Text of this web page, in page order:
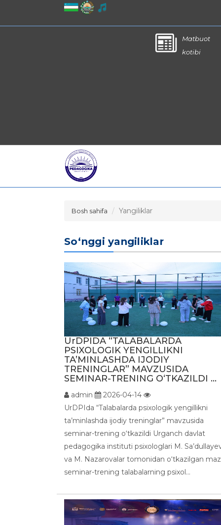
Matbuot
kotibi
Bosh sahifa Yangiliklar
So‘nggi yangiliklar
UrDPIDA “TALABALARDA
PSIXOLOGIK YENGILLIKNI
TA’MINLASHDA IJODIY
TRENINGLAR” MAVZUSIDA
SEMINAR-TRENING O‘TKAZILDI ...
admin
2026-04-14
UrDPIda “Talabalarda psixologik yengillikni
ta’minlashda ijodiy treninglar” mavzusida
seminar-trening o‘tkazildi Urganch davlat
pedagogika instituti psixologlari M.
va M. Nazarovalar tomonidan o‘tkazilgan
seminar-trening talabalarning psixol...